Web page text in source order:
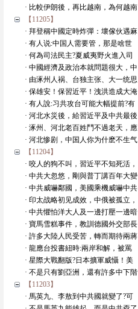
· 比較伊朗後，再比越南，為何越南
【11205】
· 拜登稱中國定時炸彈：壞傢伙遇麻
· 有人说:中国人需要管，那是啥世
· 何為司法民主?夏威夷野火進入司
· 中國經濟及政治本就問題很大，中
· 由涿州人祸、台独主张、大一统思
· 保雄安！保習近平！洩洪造成大淹
· 有人說:习共攻台可能大幅提前?有
· 河北水災後，給習近平及中共最後
· 涿州、河北老百姓鬥不過老天，應
· 河北惨剧，中国人你为什麽不生气
【11204】
· 咬人的狗不叫，習近平不知死活，
· 中共大忽悠，剛與普丁講百年大變
· 中共威嚇鄰國，美國乘機威嚇中共
· 印太战略初见成效，中俄被孤立，
· 中共懼怕洋大人及一邊打壓一邊暗
· 寶馬雪糕事件，教訓德國外交部長
· 許多大陸人民受苦，轉而期待兩蔣
· 龍應台投書紐時:兩岸和解，被罵
· 星際大戰翻版?日本擴軍威懾！美
· 不是只有劉亞洲，還有許多中下階
【11203】
· 馬英九、李敖到中共國就變了?可